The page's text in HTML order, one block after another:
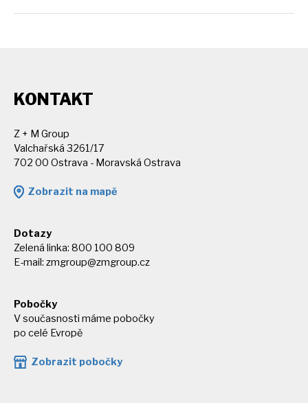
KONTAKT
Z + M Group
Valchařská 3261/17
702 00 Ostrava - Moravská Ostrava
Zobrazit na mapě
Dotazy
Zelená linka: 800 100 809
E-mail: zmgroup@zmgroup.cz
Pobočky
V současnosti máme pobočky
po celé Evropě
Zobrazit pobočky